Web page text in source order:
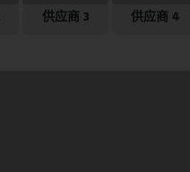
供应商 3 供应商 4